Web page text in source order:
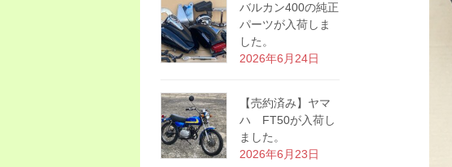
バルカン400の純正
パーツが入荷しま
した。
2026年6月24日
【売約済み】ヤマ
ハ FT50が入荷し
ました。
2026年6月23日